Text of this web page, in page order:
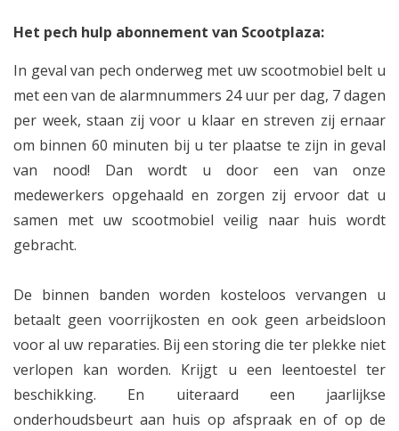
Het pech hulp abonnement van Scootplaza:
In geval van pech onderweg met uw scootmobiel belt u
met een van de alarmnummers 24 uur per dag, 7 dagen
per week, staan zij voor u klaar en streven zij ernaar
om binnen 60 minuten bij u ter plaatse te zijn in geval
van nood! Dan wordt u door een van onze
medewerkers opgehaald en zorgen zij ervoor dat u
samen met uw scootmobiel veilig naar huis wordt
gebracht.
De binnen banden worden kosteloos vervangen u
betaalt geen voorrijkosten en ook geen arbeidsloon
voor al uw reparaties. Bij een storing die ter plekke niet
verlopen kan worden. Krijgt u een leentoestel ter
beschikking. En uiteraard een jaarlijkse
onderhoudsbeurt aan huis op afspraak en of op de